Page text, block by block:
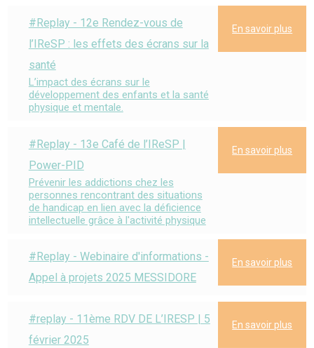
#Replay - 12e Rendez-vous de
l’IReSP : les effets des écrans sur la
santé
L’impact des écrans sur le
développement des enfants et la santé
physique et mentale.
En savoir plus
#Replay - 13e Café de l’IReSP |
Power-PID
Prévenir les addictions chez les
personnes rencontrant des situations
de handicap en lien avec la déficience
intellectuelle grâce à l'activité physique
En savoir plus
#Replay - Webinaire d'informations -
Appel à projets 2025 MESSIDORE
En savoir plus
#replay - 11ème RDV DE L’IRESP | 5
février 2025
En savoir plus